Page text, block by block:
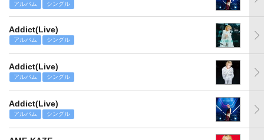
アルバム シングル
Addict(Live)
アルバム シングル
Addict(Live)
アルバム シングル
Addict(Live)
アルバム シングル